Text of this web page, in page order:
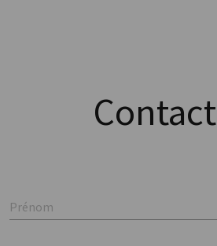
Contact
Prénom